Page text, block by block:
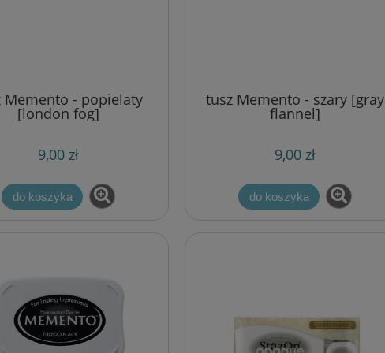
Memento - popielaty
[london fog]
9,00 zł
do koszyka
tusz Memento - szary [gray
flannel]
9,00 zł
do koszyka